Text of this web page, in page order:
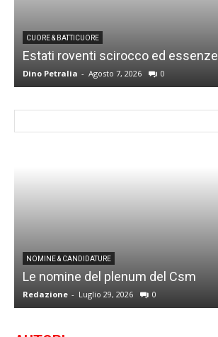
CUORE & BATTICUORE
Estati roventi scirocco ed essenze
Dino Petralia - Agosto 7, 2026 0
NOMINE & CANDIDATURE
Le nomine del plenum del Csm
Redazione - Luglio 29, 2026 0